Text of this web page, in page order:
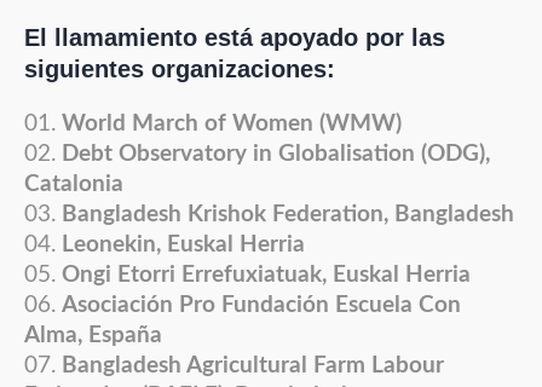
El llamamiento está apoyado por las
siguientes organizaciones:
World March of Women (WMW)
Debt Observatory in Globalisation (ODG),
Catalonia
Bangladesh Krishok Federation, Bangladesh
Leonekin, Euskal Herria
Ongi Etorri Errefuxiatuak, Euskal Herria
Asociación Pro Fundación Escuela Con
Alma, España
Bangladesh Agricultural Farm Labour